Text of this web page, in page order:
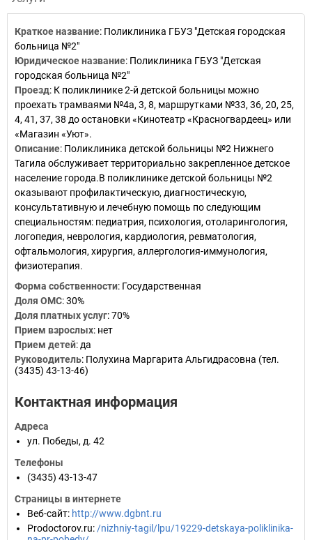
Краткое название: Поликлиника ГБУЗ "Детская городская
больница №2"
Юридическое название: Поликлиника ГБУЗ "Детская
городская больница №2"
Проезд: К поликлинике 2-й детской больницы можно
проехать трамваями №4а, 3, 8, маршрутками №33, 36, 20, 25,
4, 41, 37, 38 до остановки «Кинотеатр «Красногвардеец» или
«Магазин «Уют».
Описание: Поликлиника детской больницы №2 Нижнего
Тагила обслуживает территориально закрепленное детское
население города.В поликлинике детской больницы №2
оказывают профилактическую, диагностическую,
консультативную и лечебную помощь по следующим
специальностям: педиатрия, психология, отоларингология,
логопедия, неврология, кардиология, ревматология,
офтальмология, хирургия, аллергология-иммунология,
физиотерапия.
Форма собственности: Государственная
Доля ОМС:30%
Доля платных услуг:70%
Прием взрослых: нет
Прием детей: да
Руководитель: Полухина Маргарита Альгидрасовна (тел.
(3435) 43-13-46)
Контактная информация
Адреса
ул. Победы, д. 42
Телефоны
(3435) 43-13-47
Страницы в интернете
Веб-сайт: http://www.dgbnt.ru
Prodoctorov.ru: /nizhniy-tagil/lpu/19229-detskaya-poliklinika-